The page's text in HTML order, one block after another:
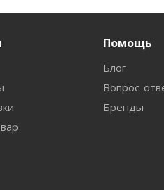
Помощь
Блог
Вопрос-
Бренды